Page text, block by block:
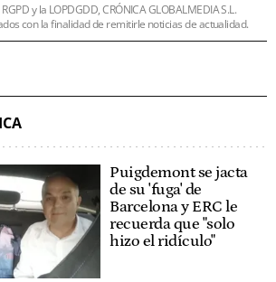
y la LOPDGDD, CRÓNICA GLOBALMEDIA S.L.
con la finalidad de remitirle noticias de actualidad.
Puigdemont se jacta
de su 'fuga' de
Barcelona y ERC le
recuerda que "solo
hizo el ridículo"